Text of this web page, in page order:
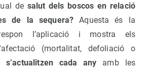
de salut dels boscos en relació
de la sequera? Aquesta és la
l’aplicació i mostra els
(mortalitat, defoliació o
s’actualitzen cada any amb les